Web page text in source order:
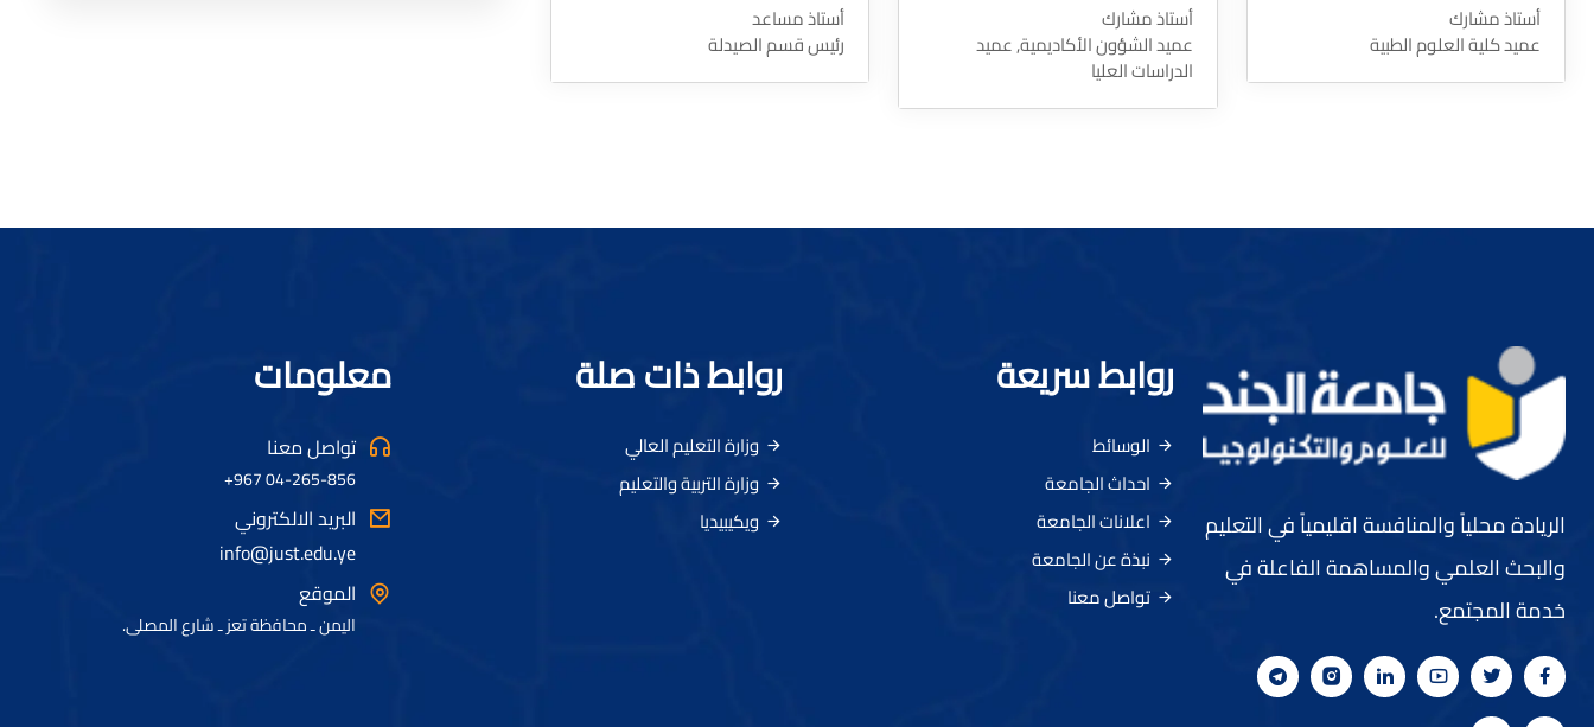
أستاذ مشارك
عميد كلية العلوم الطبية
أستاذ مشارك
عميد الشؤون الأكاديمية, عميد
الدراسات العليا
أستاذ مساعد
رئيس قسم الصيدلة
الريادة محلياً والمنافسة اقليمياً في التعليم
والبحث العلمي والمساهمة الفاعلة في
خدمة المجتمع.
روابط سريعة
الوسائط
احداث الجامعة
اعلانات الجامعة
نبذة عن الجامعة
تواصل معنا
روابط ذات صلة
وزارة التعليم العالي
وزارة التربية والتعليم
ويكيبيديا
معلومات
تواصل معنا
04-265-856 967+
البريد الالكتروني
info@just.edu.ye
الموقع
اليمن ـ محافظة تعز ـ شارع المصلى.